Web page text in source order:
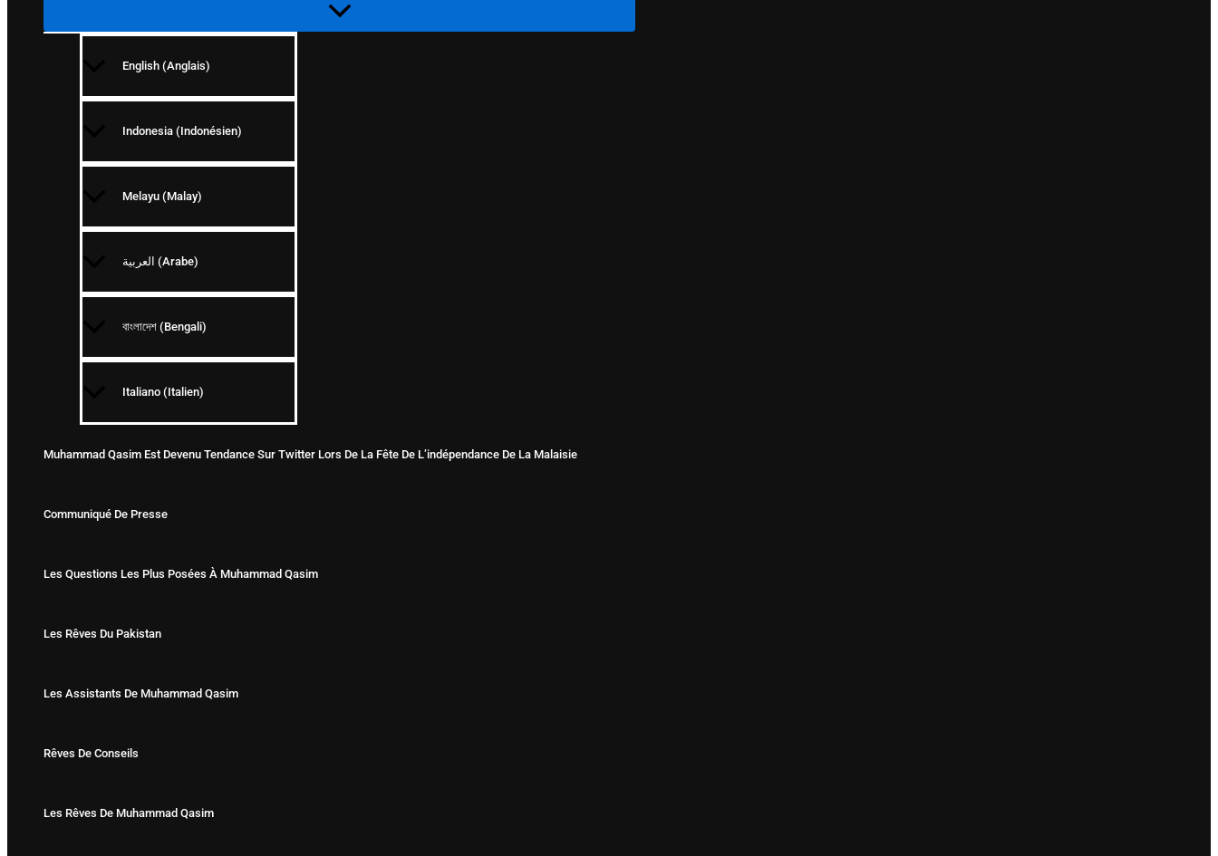
English (Anglais)
Indonesia (Indonésien)
Melayu (Malay)
العربية (Arabe)
বাংলাদেশ (Bengali)
Italiano (Italien)
Muhammad Qasim Est Devenu Tendance Sur Twitter Lors De La Fête De L’indépendance De La Malaisie
Communiqué De Presse
Les Questions Les Plus Posées À Muhammad Qasim
Les Rêves Du Pakistan
Les Assistants De Muhammad Qasim
Rêves De Conseils
Les Rêves De Muhammad Qasim